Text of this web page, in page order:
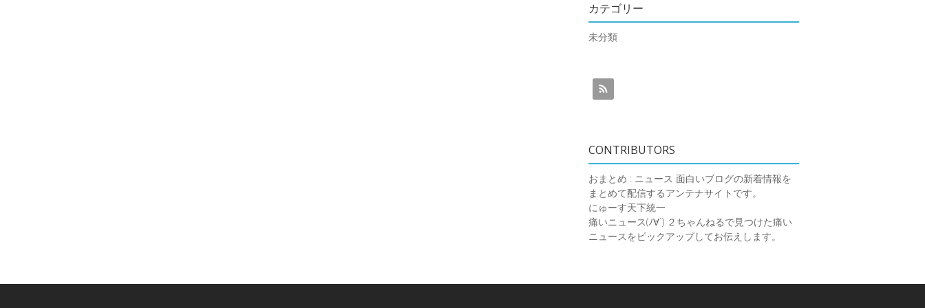
カテゴリー
未分類
CONTRIBUTORS
おまとめ : ニュース 面白いブログの新着情報を
まとめて配信するアンテナサイトです。
にゅーす天下統一
痛いニュース(ﾉ∀`) ２ちゃんねるで見つけた痛い
ニュースをピックアップしてお伝えします。